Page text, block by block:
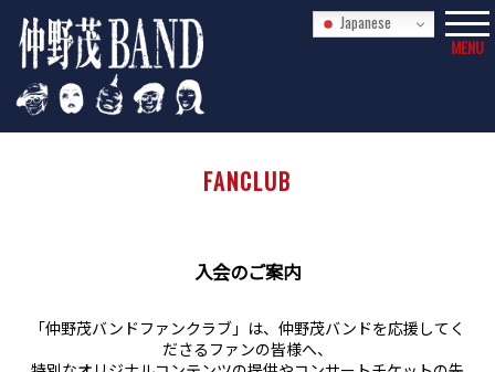
MENU
FANCLUB
入会のご案内
「仲野茂バンドファンクラブ」は、仲野茂バンドを応援してく
ださるファンの皆様へ、
Japanese